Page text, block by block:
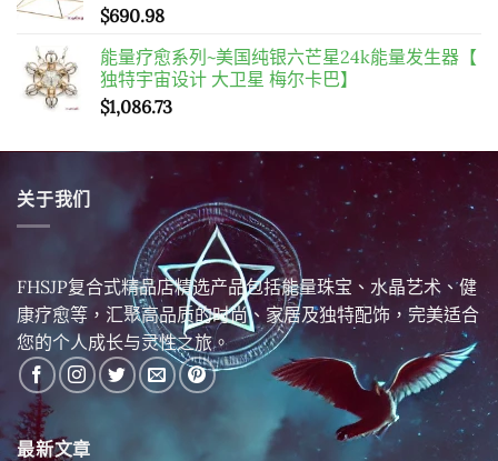
$690.98
能量疗愈系列~美国纯银六芒星24k能量发生器【
独特宇宙设计 大卫星 梅尔卡巴】
$1,086.73
关于我们
FHSJP复合式精品店精选产品包括能量珠宝、水晶艺术、健
康疗愈等，汇聚高品质的时尚、家居及独特配饰，完美适合
您的个人成长与灵性之旅。
最新文章